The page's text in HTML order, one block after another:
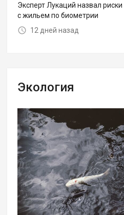
Эксперт Лукаций назвал
с жильем по биометрии
12 дней назад
Экология